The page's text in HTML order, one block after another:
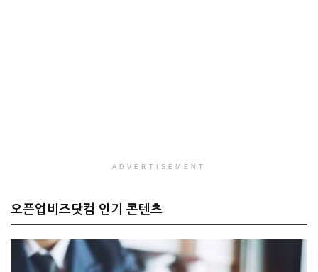
ADVERTISEMENT
오픈업비즈닷컴 인기 콘텐츠